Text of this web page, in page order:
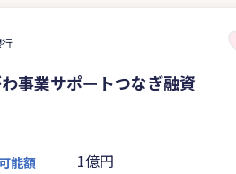
事業サポートつなぎ融資
能額 1億円